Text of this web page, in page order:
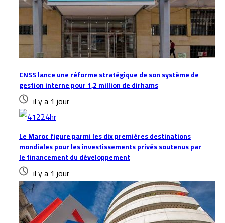
CNSS lance une réforme stratégique de son système de
gestion interne pour 1,2 million de dirhams
il y a 1 jour
Le Maroc figure parmi les dix premières destinations
mondiales pour les investissements privés soutenus par
le financement du développement
il y a 1 jour